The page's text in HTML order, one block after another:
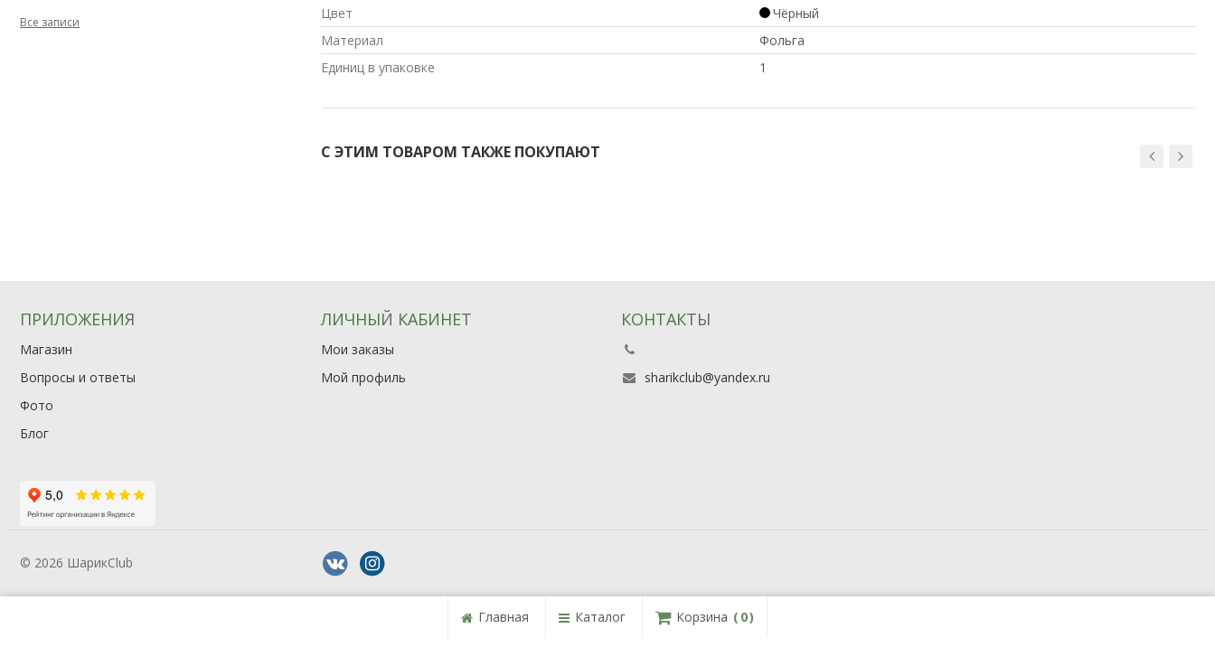
Цвет
Чёрный
Материал
Фольга
Единиц в упаковке
1
С ЭТИМ ТОВАРОМ ТАКЖЕ ПОКУПАЮТ
Все записи
ПРИЛОЖЕНИЯ
Магазин
Вопросы и ответы
Фото
Блог
ЛИЧНЫЙ КАБИНЕТ
Мои заказы
Мой профиль
КОНТАКТЫ
sharikclub@yandex.ru
© 2026 ШарикClub
Главная Каталог Корзина
0